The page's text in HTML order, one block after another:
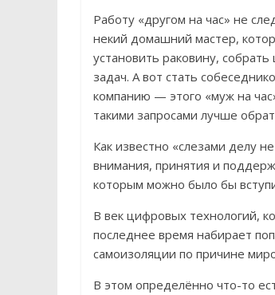
Работу «другом на час» не
некий домашний мастер,
установить раковину,
задач. А вот стать
компанию — этого «муж на
такими запросами лучше
Как известно «слезами делу
внимания, принятия и
которым можно было бы
В век цифровых технологий,
последнее время набирает
самоизоляции по причине
В этом определённо что-то